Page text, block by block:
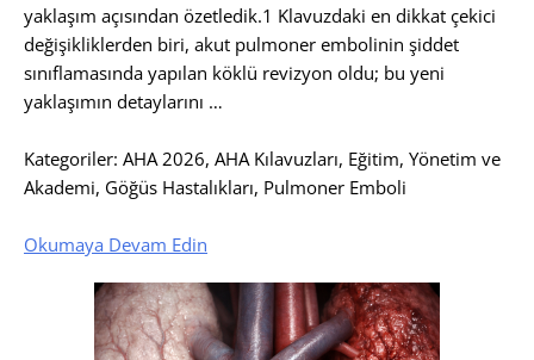
yaklaşım açısından özetledik.​1​ Klavuzdaki en dikkat çekici
değişikliklerden biri, akut pulmoner embolinin şiddet
sınıflamasında yapılan köklü revizyon oldu; bu yeni
yaklaşımın detaylarını …
Kategoriler: AHA 2026, AHA Kılavuzları, Eğitim, Yönetim ve
Akademi, Göğüs Hastalıkları, Pulmoner Emboli
Okumaya Devam Edin